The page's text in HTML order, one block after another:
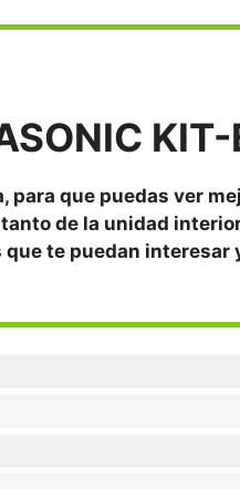
que puedas ver
de la unidad
te puedan interesar